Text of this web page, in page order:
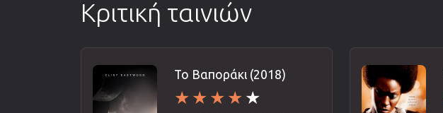
Κριτική ταινιών
Το Βαποράκι (2018)